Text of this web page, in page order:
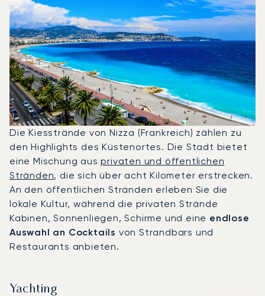
Die Kiesstrände von Nizza (Frankreich) zählen zu
den Highlights des Küstenortes. Die Stadt bietet
eine Mischung ausprivaten und öffentlichen
Stränden, die sich über acht Kilometer erstrecken.
An den öffentlichen Stränden erleben Sie die
lokale Kultur, während die privaten Strände
Kabinen, Sonnenliegen, Schirme und eine endlose
Auswahl an Cocktails von Strandbars und
Restaurants anbieten.
Yachting